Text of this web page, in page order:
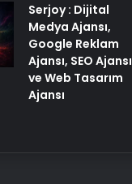
Serjoy : Dijital
Medya Ajansı,
Google Reklam
Ajansı, SEO Ajansı
ve Web Tasarım
Ajansı